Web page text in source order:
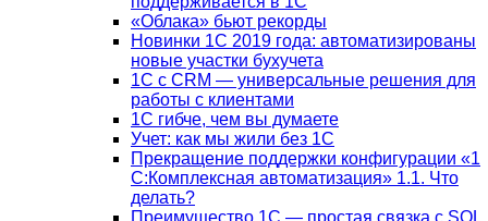
«Облака» бьют рекорды
Новинки 1С 2019 года: автоматизированы
новые участки бухучета
1С с CRM — универсальные решения для
работы с клиентами
1С гибче, чем вы думаете
Учет: как мы жили без 1С
Прекращение поддержки конфигурации «1
С:Комплексная автоматизация» 1.1. Что
делать?
Преимущество 1С — простая связка с SQL